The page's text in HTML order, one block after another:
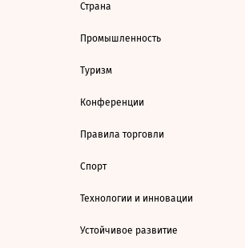
Страна
Промышленность
Туризм
Конференции
Правила торговли
Спорт
Технологии и инновации
Устойчивое развитие